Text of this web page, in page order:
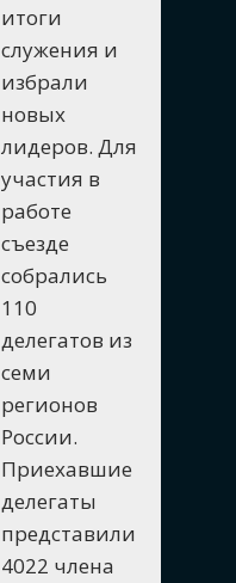
итоги
служения и
избрали
новых
лидеров. Для
участия в
работе
съезде
собрались
110
делегатов из
семи
регионов
России.
Приехавшие
делегаты
представили
4022 члена